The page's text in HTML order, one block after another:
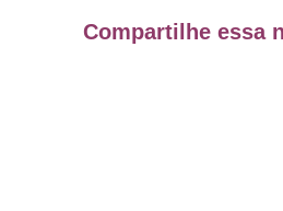
Compartilhe essa